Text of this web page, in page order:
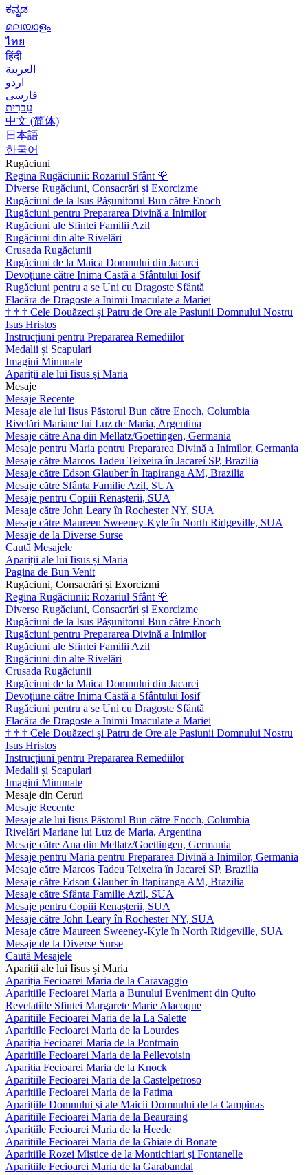
ಕನ್ನಡ
മലയാളം
ไทย
हिंदी
العربية
اردو
فارسی
עִברִית
中文 (简体)
日本語
한국어
Rugăciuni
Regina Rugăciunii: Rozariul Sfânt 🌹
Diverse Rugăciuni, Consacrări și Exorcizme
Rugăciuni de la Isus Pășunitorul Bun către Enoch
Rugăciuni pentru Prepararea Divină a Inimilor
Rugăciuni ale Sfintei Familii Azil
Rugăciuni din alte Rivelări
Crusada Rugăciunii
Rugăciuni de la Maica Domnului din Jacarei
Devoțiune către Inima Castă a Sfântului Iosif
Rugăciuni pentru a se Uni cu Dragoste Sfântă
Flacăra de Dragoste a Inimii Imaculate a Mariei
† † † Cele Douăzeci și Patru de Ore ale Pasiunii Domnului Nostru
Isus Hristos
Instrucțiuni pentru Prepararea Remediilor
Medalii și Scapulari
Imagini Minunate
Apariții ale lui Iisus și Maria
Mesaje
Mesaje Recente
Mesaje ale lui Iisus Păstorul Bun către Enoch, Columbia
Rivelări Mariane lui Luz de Maria, Argentina
Mesaje către Ana din Mellatz/Goettingen, Germania
Mesaje pentru Maria pentru Prepararea Divină a Inimilor, Germania
Mesaje către Marcos Tadeu Teixeira în Jacareí SP, Brazilia
Mesaje către Edson Glauber în Itapiranga AM, Brazilia
Mesaje către Sfânta Familie Azil, SUA
Mesaje pentru Copiii Renașterii, SUA
Mesaje către John Leary în Rochester NY, SUA
Mesaje către Maureen Sweeney-Kyle în North Ridgeville, SUA
Mesaje de la Diverse Surse
Caută Mesajele
Apariții ale lui Iisus și Maria
Pagina de Bun Venit
Rugăciuni, Consacrări și Exorcizmi
Regina Rugăciunii: Rozariul Sfânt 🌹
Diverse Rugăciuni, Consacrări și Exorcizme
Rugăciuni de la Isus Pășunitorul Bun către Enoch
Rugăciuni pentru Prepararea Divină a Inimilor
Rugăciuni ale Sfintei Familii Azil
Rugăciuni din alte Rivelări
Crusada Rugăciunii
Rugăciuni de la Maica Domnului din Jacarei
Devoțiune către Inima Castă a Sfântului Iosif
Rugăciuni pentru a se Uni cu Dragoste Sfântă
Flacăra de Dragoste a Inimii Imaculate a Mariei
† † † Cele Douăzeci și Patru de Ore ale Pasiunii Domnului Nostru
Isus Hristos
Instrucțiuni pentru Prepararea Remediilor
Medalii și Scapulari
Imagini Minunate
Mesaje din Ceruri
Mesaje Recente
Mesaje ale lui Iisus Păstorul Bun către Enoch, Columbia
Rivelări Mariane lui Luz de Maria, Argentina
Mesaje către Ana din Mellatz/Goettingen, Germania
Mesaje pentru Maria pentru Prepararea Divină a Inimilor, Germania
Mesaje către Marcos Tadeu Teixeira în Jacareí SP, Brazilia
Mesaje către Edson Glauber în Itapiranga AM, Brazilia
Mesaje către Sfânta Familie Azil, SUA
Mesaje pentru Copiii Renașterii, SUA
Mesaje către John Leary în Rochester NY, SUA
Mesaje către Maureen Sweeney-Kyle în North Ridgeville, SUA
Mesaje de la Diverse Surse
Caută Mesajele
Apariții ale lui Iisus și Maria
Apariția Fecioarei Maria de la Caravaggio
Aparițiile Fecioarei Maria a Bunului Eveniment din Quito
Revelatiile Sfintei Margarete Marie Alacoque
Aparitiile Fecioarei Maria de la La Salette
Aparitiile Fecioarei Maria de la Lourdes
Apariția Fecioarei Maria de la Pontmain
Aparitiile Fecioarei Maria de la Pellevoisin
Apariția Fecioarei Maria de la Knock
Aparitiile Fecioarei Maria de la Castelpetroso
Aparitiile Fecioarei Maria de la Fatima
Aparițiile Domnului și ale Maicii Domnului de la Campinas
Aparitiile Fecioarei Maria de la Beauraing
Aparițiile Fecioarei Maria de la Heede
Aparitiile Fecioarei Maria de la Ghiaie di Bonate
Aparitiile Rozei Mistice de la Montichiari și Fontanelle
Aparitiile Fecioarei Maria de la Garabandal